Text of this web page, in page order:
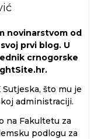
novinarstvom od
prvi blog. U
crnogorske
što mu je
administraciji.
na Fakultetu za
podlogu za